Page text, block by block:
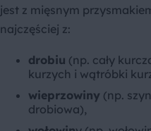
jest z mięsnym
najczęściej z:
drobiu (np. cały
kurzych i wątróbki
wieprzowiny (np.
drobiowa),